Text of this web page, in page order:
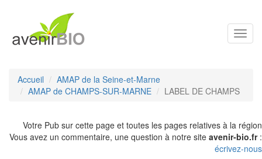
Accueil
AMAP de la Seine-et-Marne
AMAP de CHAMPS-SUR-MARNE
LABEL DE CHAMPS
Votre Pub sur cette page et toutes les pages relatives à la région
Vous avez un commentaire, une question à notre site avenir-bio.fr:
écrivez-nous